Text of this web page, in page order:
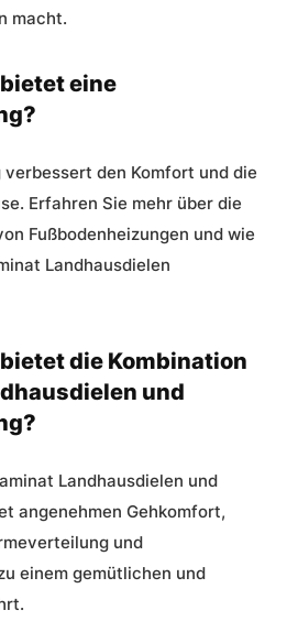
macht.
eine
verbessert den Komfort und die
Erfahren Sie mehr über die
Fußbodenheizungen und wie
Landhausdielen
die Kombination
und
Landhausdielen und
angenehmen Gehkomfort,
und
einem gemütlichen und